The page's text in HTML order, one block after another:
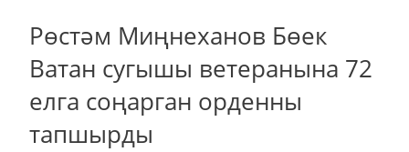
Рөстәм Миңнеханов Бөек
Ватан сугышы ветеранына 72
елга соңарган орденны
тапшырды